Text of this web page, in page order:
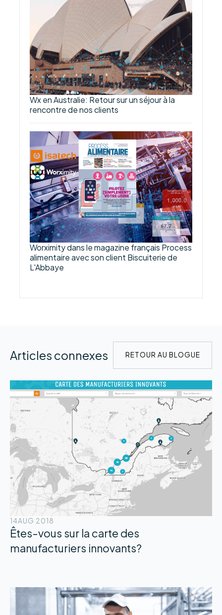
Wx en Australie: Retour sur un séjour à la
rencontre de nos clients
Worximity dans le magazine français Process
alimentaire avec son client Biscuiterie de
L'Abbaye
Articles connexes RETOUR AU BLOGUE
14AUG 2018
Êtes-vous sur la carte des
manufacturiers innovants?